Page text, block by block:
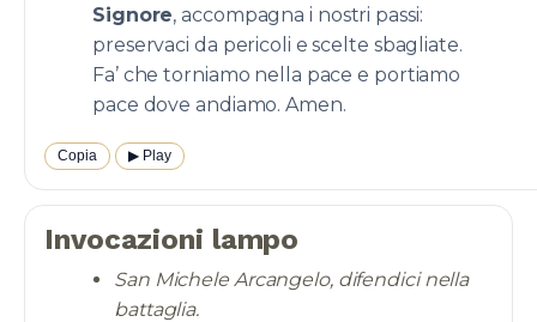
Signore, accompagna i nostri passi:
preservaci da pericoli e scelte sbagliate.
Fa’ che torniamo nella pace e portiamo
pace dove andiamo. Amen.
Copia ▶︎ Play
Invocazioni lampo
San Michele Arcangelo, difendici nella
battaglia.